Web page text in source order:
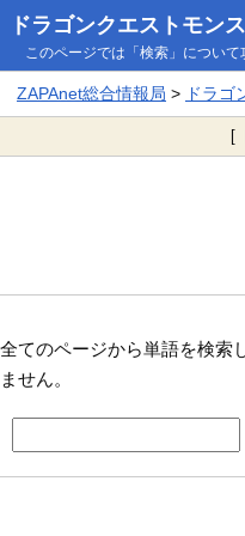
ドラゴンクエストモン
このページでは「検索」について
ZAPAnet総合情報局 > ドラゴ
[
全てのページから単語を検索
ません。